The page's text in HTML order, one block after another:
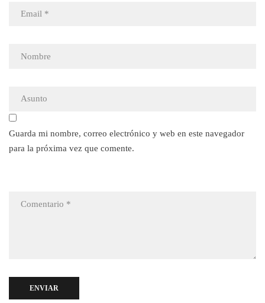
Guarda mi nombre, correo electrónico y web en este navegador
para la próxima vez que comente.
ENVIAR